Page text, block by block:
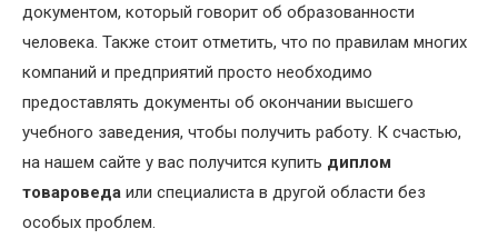
документом, который говорит об образованности
человека. Также стоит отметить, что по правилам многих
компаний и предприятий просто необходимо
предоставлять документы об окончании высшего
учебного заведения, чтобы получить работу. К счастью,
на нашем сайте у вас получится купить диплом
товароведа или специалиста в другой области без
особых проблем.